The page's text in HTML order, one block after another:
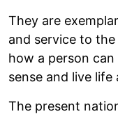
They are
and service to
how a person
sense and live life
The present